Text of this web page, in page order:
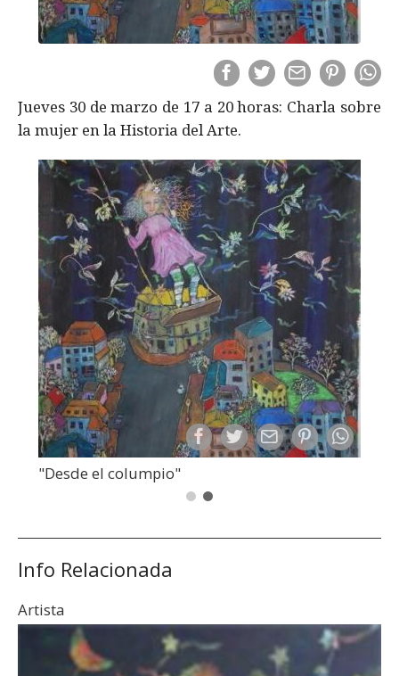
Jueves 30 de marzo de 17 a 20 horas: Charla sobre
la mujer en la Historia del Arte.
"Desde el columpio"
Info Relacionada
Artista